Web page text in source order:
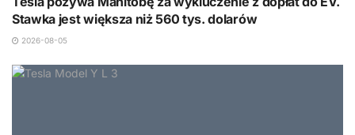
Stawka jest większa niż 560 tys. dolarów
2026-08-05